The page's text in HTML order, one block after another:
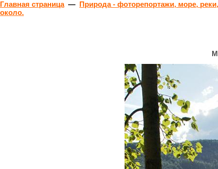
Главная страница— Природа - фоторепортажи, море,
около.